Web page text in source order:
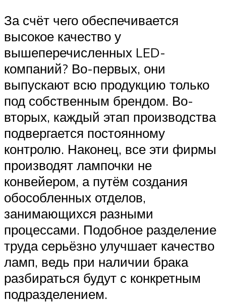
За счёт чего обеспечивается
высокое качество у
вышеперечисленных LED-
компаний? Во-первых, они
выпускают всю продукцию только
под собственным брендом. Во-
вторых, каждый этап производства
подвергается постоянному
контролю. Наконец, все эти фирмы
производят лампочки не
конвейером, а путём создания
обособленных отделов,
занимающихся разными
процессами. Подобное разделение
труда серьёзно улучшает качество
ламп, ведь при наличии брака
разбираться будут с конкретным
подразделением.